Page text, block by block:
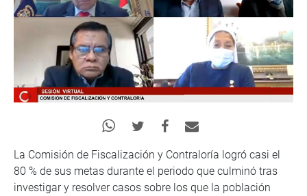
La Comisión de Fiscalización y Contraloría logró casi el
80 % de sus metas durante el periodo que culminó tras
investigar y resolver casos sobre los que la población